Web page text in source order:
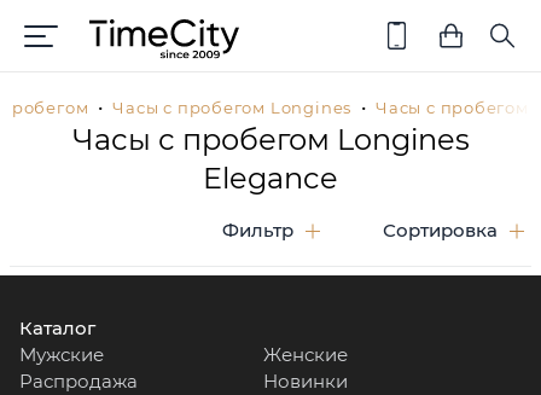
Часы с пробегом Longines Часы с пробегом
Часы с пробегом Longines
Elegance
Фильтр Сортировка
Каталог
Мужские
Женские
Распродажа
Новинки